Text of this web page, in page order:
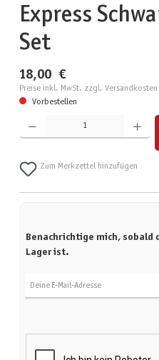
Express
Set
18,00 €
Preise inkl. MwSt. zzgl. Versandkosten
Vorbestellen
Produkt Anzahl: Gib den gewünschten Wert
Zum Merkzettel hinzufügen
Benachrichtige mich,
Lager ist.